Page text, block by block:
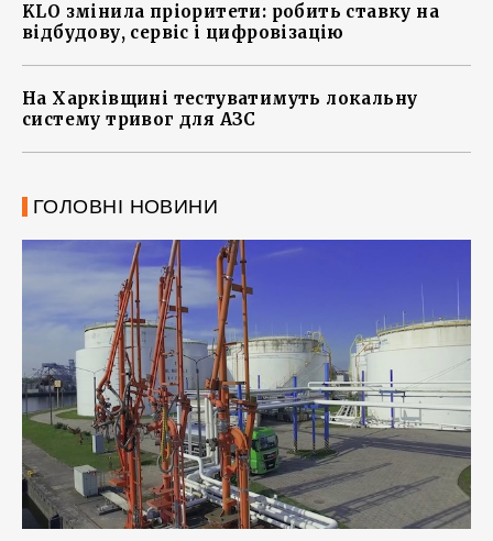
KLO змінила пріоритети: робить ставку на
відбудову, сервіс і цифровізацію
На Харківщині тестуватимуть локальну
систему тривог для АЗС
ГОЛОВНІ НОВИНИ